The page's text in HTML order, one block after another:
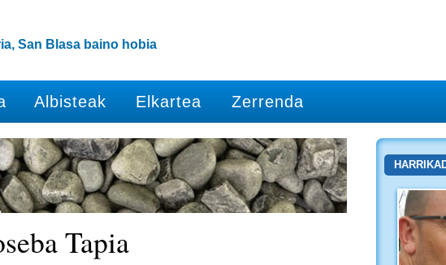
San Blasa baino hobia
Albisteak Elkartea Zerrenda
Tapia